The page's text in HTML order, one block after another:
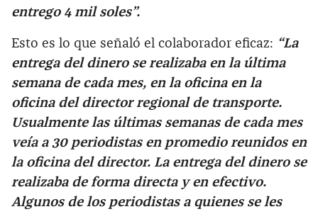
entrego 4 mil soles”.
Esto es lo que señaló el colaborador eficaz: “La
entrega del dinero se realizaba en la última
semana de cada mes, en la oficina en la
oficina del director regional de transporte.
Usualmente las últimas semanas de cada mes
veía a 30 periodistas en promedio reunidos en
la oficina del director. La entrega del dinero se
realizaba de forma directa y en efectivo.
Algunos de los periodistas a quienes se les